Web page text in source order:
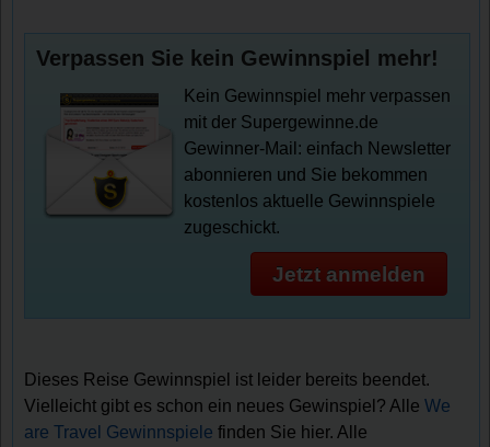
Verpassen Sie kein Gewinnspiel mehr!
Kein Gewinnspiel mehr verpassen
mit der Supergewinne.de
Gewinner-Mail: einfach Newsletter
abonnieren und Sie bekommen
kostenlos aktuelle Gewinnspiele
zugeschickt.
Jetzt anmelden
Dieses Reise Gewinnspiel ist leider bereits beendet.
Vielleicht gibt es schon ein neues Gewinspiel? AlleWe
are Travel Gewinnspiele finden Sie hier. Alle